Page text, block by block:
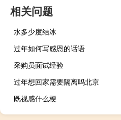
相关问题
水多少度结冰
过年如何写感恩的话语
采购员面试经验
过年想回家需要隔离吗北京
既视感什么梗